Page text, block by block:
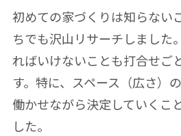
初めての家づくりは知らない
ちでも沢山リサーチしました
ればいけないことも打合せご
す。特に、スペース（広さ）
働かせながら決定していくこ
した。